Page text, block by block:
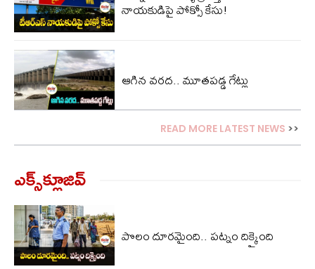
నాయకుడిపై పోక్సో కేసు!
ఆగిన వరద.. మూత‌ప‌డ్డ‌ గేట్లు
READ MORE LATEST NEWS >>
ఎక్స్‌క్లూజివ్‌
పొలం దూరమైంది.. పట్నం దిక్కైంది